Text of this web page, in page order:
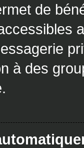
de
à des